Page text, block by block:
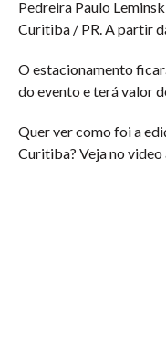
Pedreira Paulo
Curitiba / PR. A partir
O estacionamento
do evento e terá valor
Quer ver como foi a
Curitiba? Veja no video